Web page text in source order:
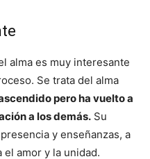
alma es muy interesante
Se trata del alma
pero ha vuelto a
a los demás. Su
y enseñanzas, a
amor y la unidad.